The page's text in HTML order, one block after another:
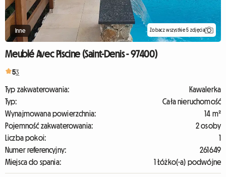
Inne Zobacz wszystkie 5 zdjęcia
Meublé Avec Piscine (Saint-Denis - 97400)
53
Typ zakwaterowania:
Kawalerka
Typ:
Cała nieruchomość
Wynajmowana powierzchnia:
14 m²
Pojemność zakwaterowania:
2 osoby
Liczba pokoi:
1
Numer referencyjny:
261649
Miejsca do spania:
1 Łóżko(-a) podwójne